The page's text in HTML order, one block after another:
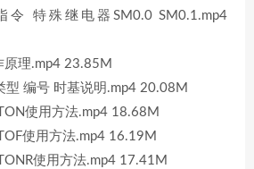
令 特殊继电器SM0.0 SM0.1.mp4
原理.mp4 23.85M
型 编号 时基说明.mp4 20.08M
使用方法.mp4 18.68M
使用方法.mp4 16.19M
使用方法.mp4 17.41M